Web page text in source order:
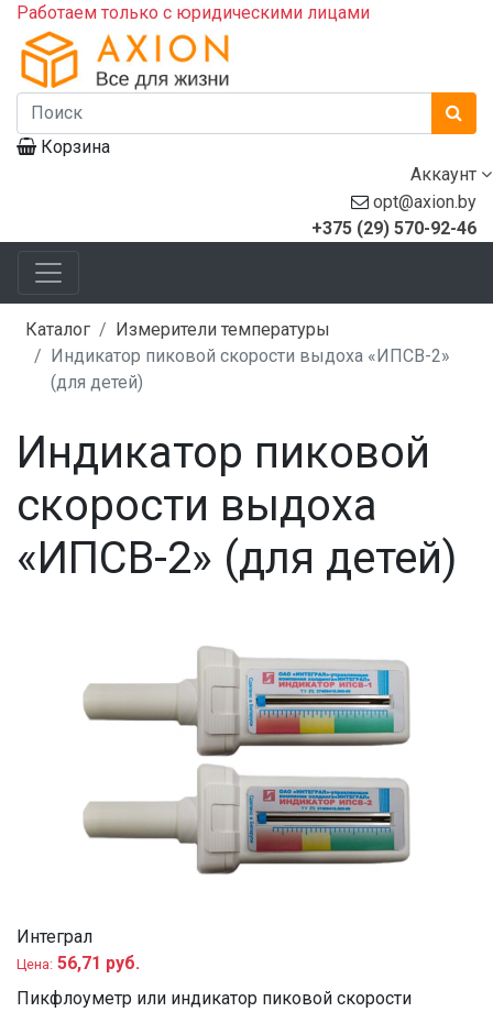
Работаем только с юридическими лицами
Корзина
Аккаунт
opt@axion.by
+375 (29) 570-92-46
Каталог
Измерители температуры
Индикатор пиковой скорости выдоха «ИПСВ-2»
(для детей)
Индикатор пиковой
скорости выдоха
«ИПСВ-2» (для детей)
Интеграл
Цена: 56,71 руб.
Пикфлоуметр или индикатор пиковой скорости